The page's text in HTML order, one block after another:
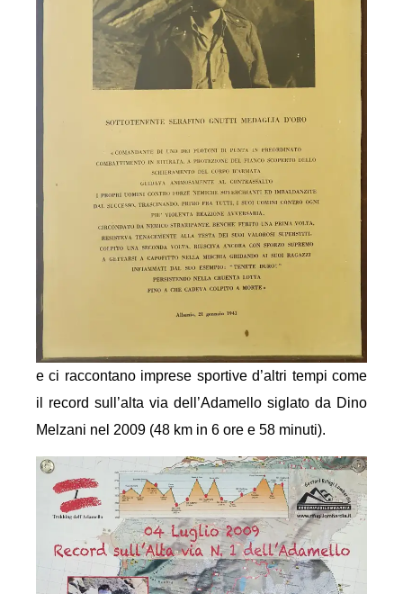
e ci raccontano imprese sportive d’altri tempi come
il record sull’alta via dell’Adamello siglato da Dino
Melzani nel 2009 (48 km in 6 ore e 58 minuti).